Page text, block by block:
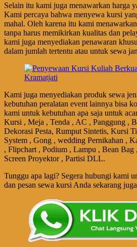
Selain itu kami juga menawarkan harga
Kami percaya bahwa menyewa kursi
mahal. Oleh karena itu kami
tanpa harus memikirkan kualitas dan
kami juga menyediakan penawaran
dalam jumlah tertentu atau untuk sewa
Kami juga menyediakan produk sewa
kebutuhan peralatan event lainnya bisa
kami untuk kebutuhan apa saja untuk
Kursi , Meja , Tenda , AC , Panggung ,
Dekorasi Pesta, Rumput Sintetis, Kursi
System , Gong , wedding Pernikahan ,
, Flipchart , Podium , Lampu , Bean Bag
Screen Proyektor , Partisi DLL.
Tunggu apa lagi? Segera hubungi kami
dan pesan sewa kursi Anda sekarang